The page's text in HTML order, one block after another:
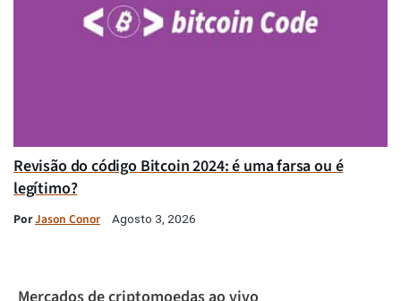
Revisão do código Bitcoin 2024: é uma farsa ou é
legítimo?
PorJason Conor Agosto 3, 2026